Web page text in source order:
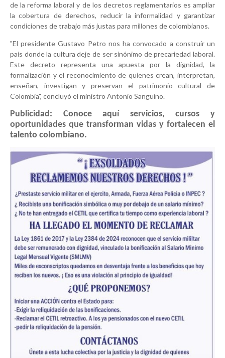
de la reforma laboral y de los decretos reglamentarios es ampliar
la cobertura de derechos, reducir la informalidad y garantizar
condiciones de trabajo más justas para millones de colombianos.
"El presidente Gustavo Petro nos ha convocado a construir un
país donde la cultura deje de ser sinónimo de precariedad laboral.
Este decreto representa una apuesta por la dignidad, la
formalización y el reconocimiento de quienes crean, interpretan,
enseñan, investigan y preservan el patrimonio cultural de
Colombia", concluyó el ministro Antonio Sanguino.
Publicidad: Conoce aquí servicios, cursos y
oportunidades que transforman vidas y fortalecen el
talento colombiano.